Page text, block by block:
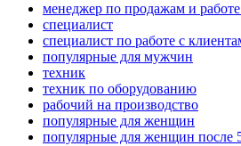
менеджер по продажам и
специалист
специалист по работе с
популярные для мужчин
техник
техник по оборудованию
рабочий на производство
популярные для женщин
популярные для женщин после